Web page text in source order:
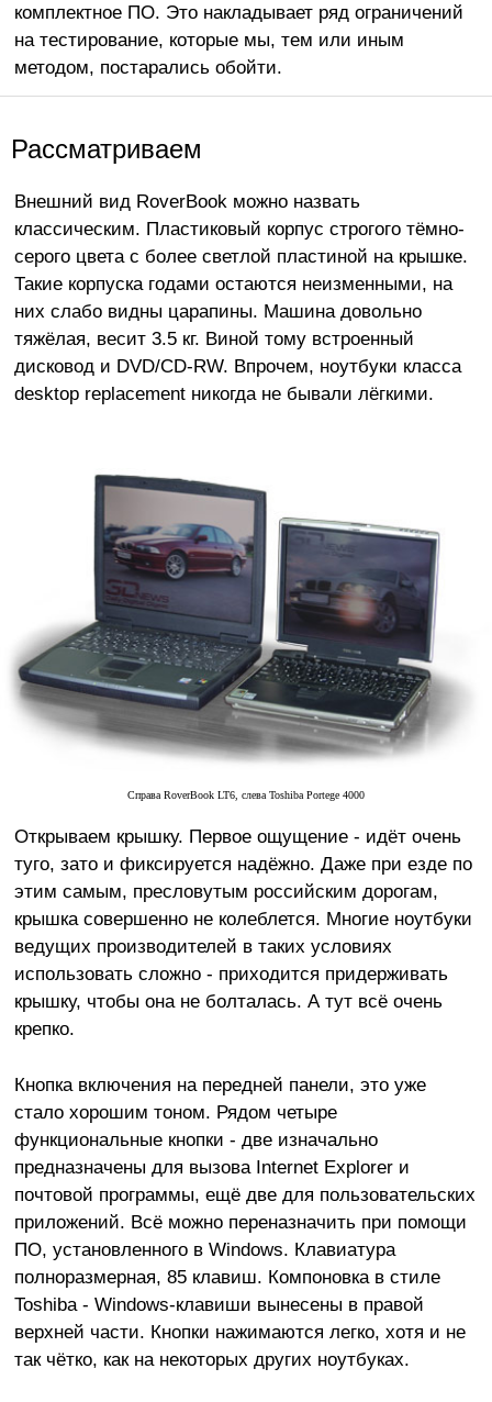
комплектное ПО. Это накладывает ряд ограничений
на тестирование, которые мы, тем или иным
методом, постарались обойти.
Рассматриваем
Внешний вид RoverBook можно назвать
классическим. Пластиковый корпус строгого тёмно-
серого цвета с более светлой пластиной на крышке.
Такие корпуска годами остаются неизменными, на
них слабо видны царапины. Машина довольно
тяжёлая, весит 3.5 кг. Виной тому встроенный
дисковод и DVD/CD-RW. Впрочем, ноутбуки класса
desktop replacement никогда не бывали лёгкими.
Справа RoverBook LT6, слева Toshiba Portege 4000
Открываем крышку. Первое ощущение - идёт очень
туго, зато и фиксируется надёжно. Даже при езде по
этим самым, пресловутым российским дорогам,
крышка совершенно не колеблется. Многие ноутбуки
ведущих производителей в таких условиях
использовать сложно - приходится придерживать
крышку, чтобы она не болталась. А тут всё очень
крепко.
Кнопка включения на передней панели, это уже
стало хорошим тоном. Рядом четыре
функциональные кнопки - две изначально
предназначены для вызова Internet Explorer и
почтовой программы, ещё две для пользовательских
приложений. Всё можно переназначить при помощи
ПО, установленного в Windows. Клавиатура
полноразмерная, 85 клавиш. Компоновка в стиле
Toshiba - Windows-клавиши вынесены в правой
верхней части. Кнопки нажимаются легко, хотя и не
так чётко, как на некоторых других ноутбуках.